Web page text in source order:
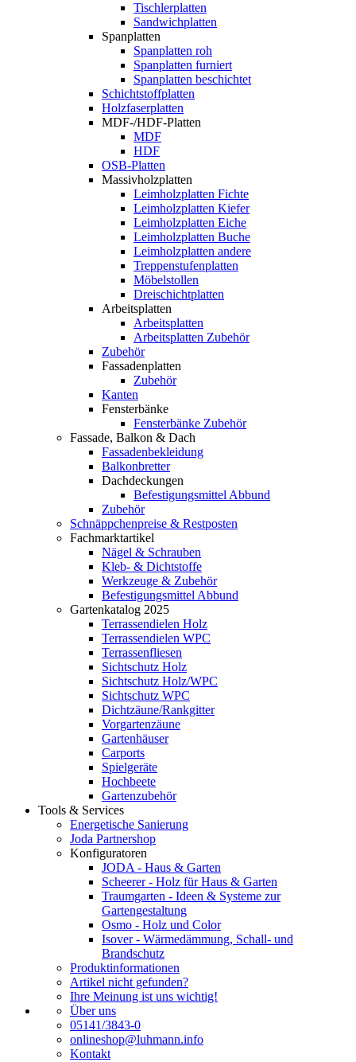
Tischlerplatten
Sandwichplatten
Spanplatten
Spanplatten roh
Spanplatten furniert
Spanplatten beschichtet
Schichtstoffplatten
Holzfaserplatten
MDF-/HDF-Platten
MDF
HDF
OSB-Platten
Massivholzplatten
Leimholzplatten Fichte
Leimholzplatten Kiefer
Leimholzplatten Eiche
Leimholzplatten Buche
Leimholzplatten andere
Treppenstufenplatten
Möbelstollen
Dreischichtplatten
Arbeitsplatten
Arbeitsplatten
Arbeitsplatten Zubehör
Zubehör
Fassadenplatten
Zubehör
Kanten
Fensterbänke
Fensterbänke Zubehör
Fassade, Balkon & Dach
Fassadenbekleidung
Balkonbretter
Dachdeckungen
Befestigungsmittel Abbund
Zubehör
Schnäppchenpreise & Restposten
Fachmarktartikel
Nägel & Schrauben
Kleb- & Dichtstoffe
Werkzeuge & Zubehör
Befestigungsmittel Abbund
Gartenkatalog 2025
Terrassendielen Holz
Terrassendielen WPC
Terrassenfliesen
Sichtschutz Holz
Sichtschutz Holz/WPC
Sichtschutz WPC
Dichtzäune/Rankgitter
Vorgartenzäune
Gartenhäuser
Carports
Spielgeräte
Hochbeete
Gartenzubehör
Tools & Services
Energetische Sanierung
Joda Partnershop
Konfiguratoren
JODA - Haus & Garten
Scheerer - Holz für Haus & Garten
Traumgarten - Ideen & Systeme zur
Gartengestaltung
Osmo - Holz und Color
Isover - Wärmedämmung, Schall- und
Brandschutz
Produktinformationen
Artikel nicht gefunden?
Ihre Meinung ist uns wichtig!
Über uns
05141/3843-0
onlineshop@luhmann.info
Kontakt